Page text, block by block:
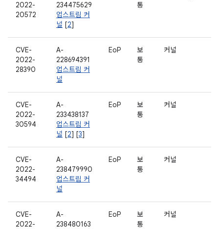
2022-
20572
234475629
업스트림 커
널 [2]
통
CVE-
2022-
28390
A-
228694391
업스트림 커
널
EoP
보
통
커널
CVE-
2022-
30594
A-
233438137
업스트림 커
널 [2] [3]
EoP
보
통
커널
CVE-
2022-
34494
A-
238479990
업스트림 커
널
EoP
보
통
커널
CVE-
2022-
A-
238480163
EoP
보
통
커널